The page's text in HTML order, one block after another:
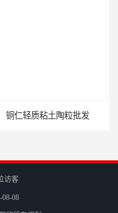
西双版纳水处理粘土陶粒
访客
08